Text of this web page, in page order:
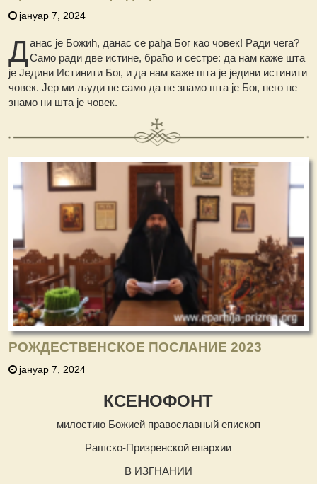
јануар 7, 2024
Данас је Божић, данас се рађа Бог као човек! Ради чега?
Само ради две истине, браћо и сестре: да нам каже шта
је Једини Истинити Бог, и да нам каже шта је једини истинити
човек. Јер ми људи не само да не знамо шта је Бог, него не
знамо ни шта је човек.
РОЖДЕСТВЕНСКОЕ ПОСЛАНИЕ 2023
јануар 7, 2024
КСЕНОФОНТ
милостию Божией православный епископ
Рашско-Призренской епархии
В ИЗГНАНИИ